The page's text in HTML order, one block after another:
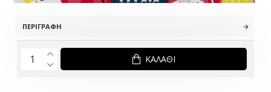
ΠΕΡΙΓΡΑΦΉ
ΚΑΛΆΘΙ